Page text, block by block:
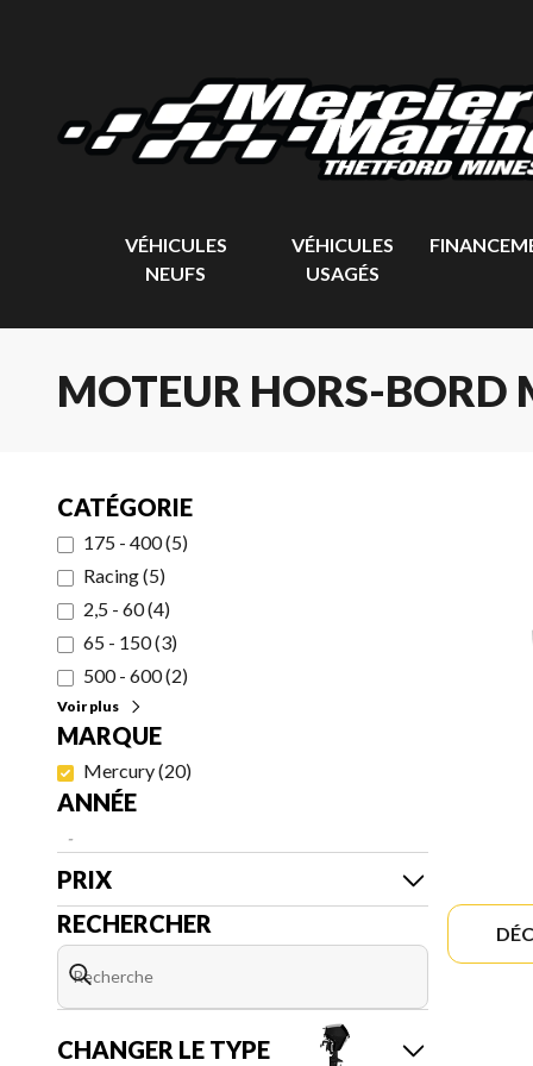
VÉHICULES
NEUFS
VÉHICULES
USAGÉS
MOTEUR HORS-BORD
CATÉGORIE
175 - 400(5)
Racing(5)
2,5 - 60(4)
65 - 150(3)
500 - 600(2)
Voir plus
MARQUE
Mercury(20)
ANNÉE
-
PRIX
RECHERCHER
CHANGER LE TYPE